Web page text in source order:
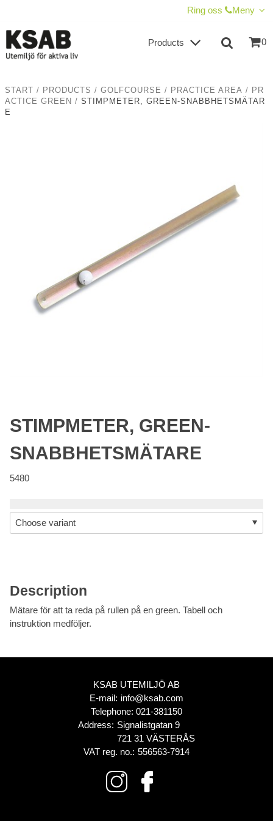
Ring oss Meny
0
Products
START / PRODUCTS / GOLFCOURSE / PRACTICE AREA / PR
ACTICE GREEN / STIMPMETER, GREEN-SNABBHETSMÄTAR
E
STIMPMETER, GREEN-
SNABBHETSMÄTARE
5480
Description
Mätare för att ta reda på rullen på en green. Tabell och
instruktion medföljer.
KSAB UTEMILJÖ AB
E-mail: info@ksab.com
Telephone: 021-381150
Address: Signalistgatan 9
721 31 VÄSTERÅS
VAT reg. no.: 556563-7914
CHECKOUT